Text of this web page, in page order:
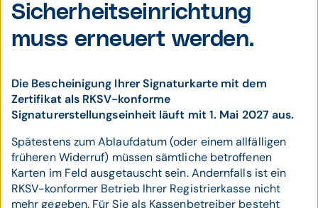
Sicherheitseinrichtung
muss erneuert werden.
Die Bescheinigung Ihrer Signaturkarte mit dem
Zertifikat als RKSV-konforme
Signaturerstellungseinheit läuft mit 1. Mai 2027 aus.
Spätestens zum Ablaufdatum (oder einem allfälligen
früheren Widerruf) müssen sämtliche betroffenen
Karten im Feld ausgetauscht sein. Andernfalls ist ein
RKSV-konformer Betrieb Ihrer Registrierkasse nicht
mehr gegeben. Für Sie als Kassenbetreiber besteht